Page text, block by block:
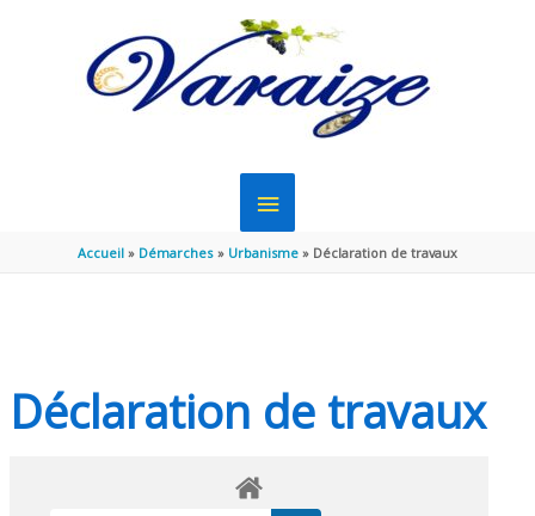
MENU
PRINCIPAL
Accueil Démarches Urbanisme Déclaration de travaux
Déclaration de travaux